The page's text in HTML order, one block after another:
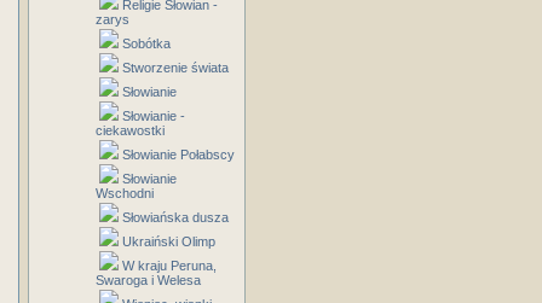
Religie Słowian -
zarys
Sobótka
Stworzenie świata
Słowianie
Słowianie -
ciekawostki
Słowianie Połabscy
Słowianie
Wschodni
Słowiańska dusza
Ukraiński Olimp
W kraju Peruna,
Swaroga i Welesa